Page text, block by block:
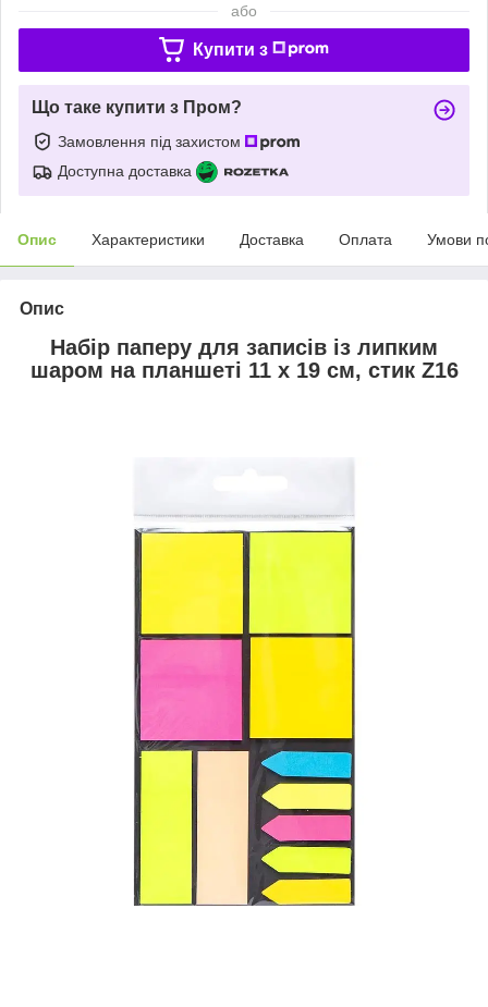
або
Купити з
Що таке купити з Пром?
Замовлення під захистом
Доступна доставка
Опис Характеристики Доставка Оплата Умови
Опис
Набір паперу для записів із липким
шаром на планшеті 11 х 19 см, стик Z16